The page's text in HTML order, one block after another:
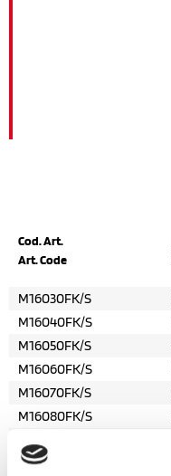
Cod. Art.
Art. Code
M16030FK/S
M16040FK/S
M16050FK/S
M16060FK/S
M16070FK/S
M16080FK/S
M16100FK/S